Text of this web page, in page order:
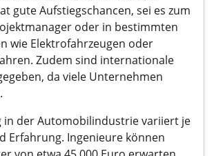
gute Aufstiegschancen, sei es zum
oder in bestimmten
wie Elektrofahrzeugen oder
Zudem sind internationale
da viele Unternehmen
in der Automobilindustrie variiert je
Erfahrung. Ingenieure können